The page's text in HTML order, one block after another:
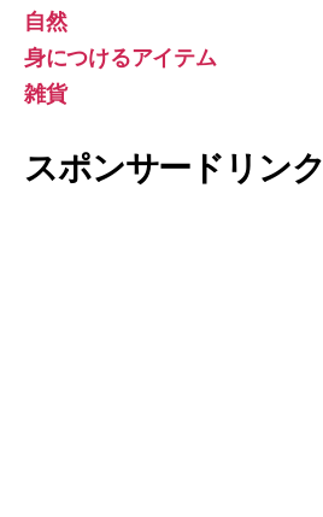
自然
身につけるアイテム
雑貨
スポンサードリンク